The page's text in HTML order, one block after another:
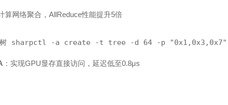
算网络聚合，AllReduce性能提升5倍
合树 sharpctl -a create -t tree -d 64 -p "0x1,0x3,0x7"
：实现GPU显存直接访问，延迟低至0.8μs